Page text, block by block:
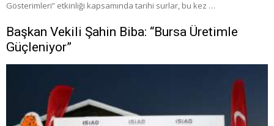
Gösterimleri” etkinliği kapsamında tarihi surlar, bu kez …
Başkan Vekili Şahin Biba: “Bursa Üretimle
Güçleniyor”